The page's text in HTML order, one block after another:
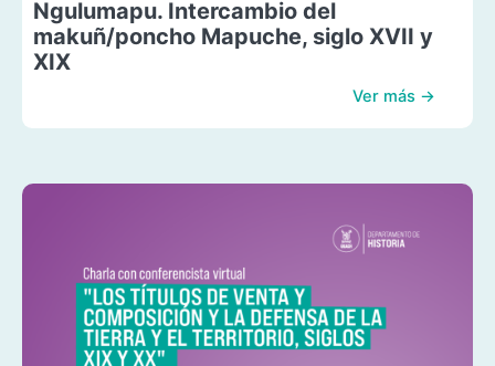
Ngulumapu. Intercambio del
makuñ/poncho Mapuche, siglo XVII y
XIX
Ver más →